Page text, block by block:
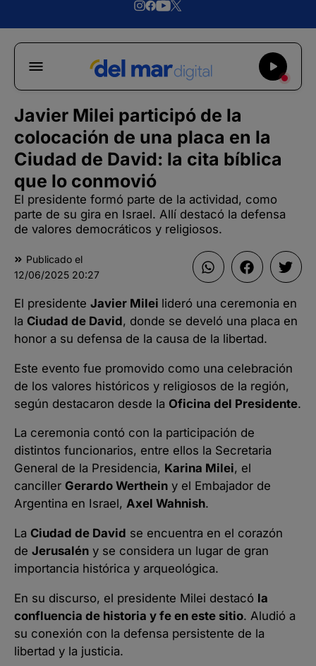
Javier Milei participó de la
colocación de una placa en la
Ciudad de David: la cita bíblica
que lo conmovió
El presidente formó parte de la actividad, como
parte de su gira en Israel. Allí destacó la defensa
de valores democráticos y religiosos.
Publicado el
12/06/2025 20:27
El presidente Javier Milei lideró una ceremonia en
la Ciudad de David, donde se develó una placa en
honor a su defensa de la causa de la libertad.
Este evento fue promovido como una celebración
de los valores históricos y religiosos de la región,
según destacaron desde la Oficina del Presidente.
La ceremonia contó con la participación de
distintos funcionarios, entre ellos la Secretaria
General de la Presidencia, Karina Milei, el
canciller Gerardo Werthein y el Embajador de
Argentina en Israel, Axel Wahnish.
La Ciudad de David se encuentra en el corazón
de Jerusalén y se considera un lugar de gran
importancia histórica y arqueológica.
En su discurso, el presidente Milei destacó la
confluencia de historia y fe en este sitio. Aludió a
su conexión con la defensa persistente de la
libertad y la justicia.